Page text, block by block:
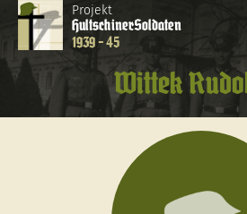
Projekt
HultschinerSoldaten
1939 - 45
Wittek